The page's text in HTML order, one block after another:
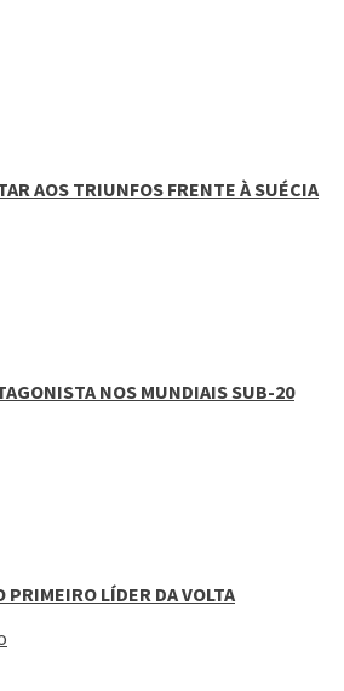
AOS TRIUNFOS FRENTE À SUÉCIA
NOS MUNDIAIS SUB-20
LÍDER DA VOLTA